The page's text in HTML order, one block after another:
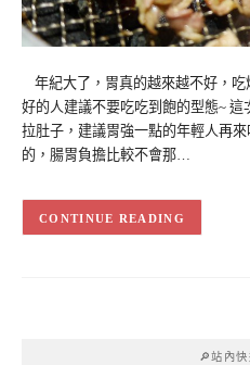
年紀大了，胃真的越來越不好，
好的人建議不要吃吃到飽的型態~
拉肚子，建議胃強一點的年輕人再
的，腸胃負擔比較不會那…
CONTINUE READING
🔎站內